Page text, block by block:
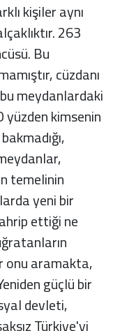
kişiler aynı
263
Bu
cüzdanı
meydanlardaki
yüzden kimsenin
temelinin
yeni bir
ettiği ne
onu aramakta,
güçlü bir
devleti,